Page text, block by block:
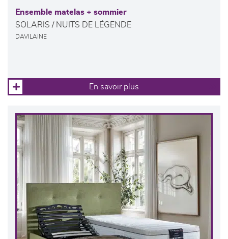
Ensemble matelas + sommier
SOLARIS / NUITS DE LÉGENDE
DAVILAINE
En savoir plus